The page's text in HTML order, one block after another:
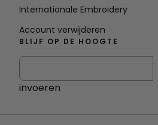
Internationale Embroidery
Account verwijderen
BLIJF OP DE HOOGTE
invoeren